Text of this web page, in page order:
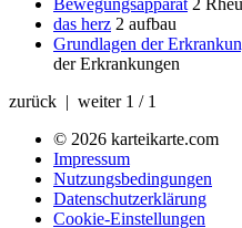
das herz 2 aufbau
Grundlagen der
der Erkrankungen
zurück | weiter 1 / 1
© 2026 karteikarte.com
Impressum
Nutzungsbedingungen
Datenschutzerklärung
Cookie-Einstellungen